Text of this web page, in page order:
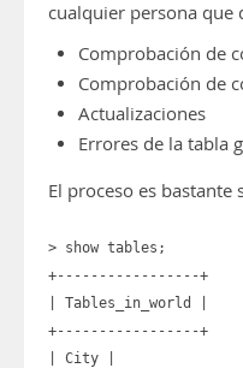
cualquier persona que
Comprobación de
Comprobación de
Actualizaciones
Errores de la tabla
El proceso es bastante
> show tables;
+-----------------+
| Tables_in_world |
+-----------------+
| City |